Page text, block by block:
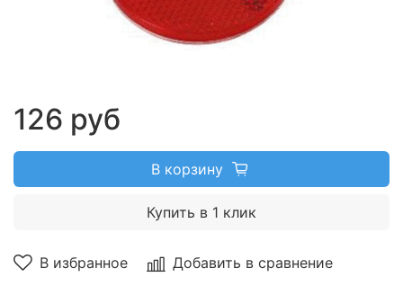
В избранное Добавить в сравнение
126 руб
В корзину
Купить в 1 клик